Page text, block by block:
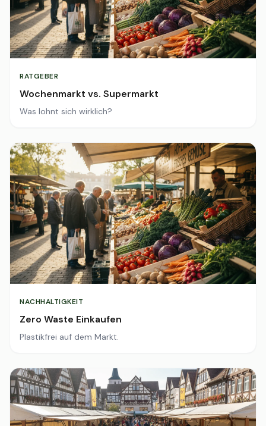
RATGEBER
Wochenmarkt vs. Supermarkt
Was lohnt sich wirklich?
NACHHALTIGKEIT
Zero Waste Einkaufen
Plastikfrei auf dem Markt.